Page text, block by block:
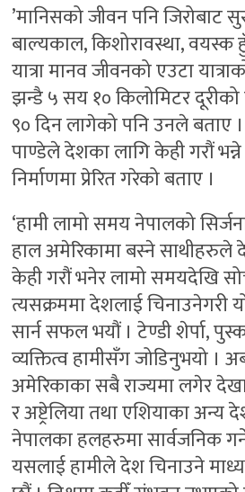
’मानिसको जीवन पनि जिरोबाट
बाल्यकाल, किशोरावस्था,
यात्रा मानव जीवनको एउटा
झन्डै ५ सय १० किलोमिटर दूरीको
९० दिन लागेको पनि उनले बताए ।
पाण्डेले देशका लागि केही गरौं भन्ने
निर्माणमा प्रेरित गरेको बताए ।
‘हामी लामो समय नेपालको
हाल अमेरिकामा बस्ने साथीहरुले
केही गरौं भनेर लामो समयदेखि
त्यसक्रममा देशलाई चिनाउनेगरी
सार्न सफल भयौं । टेण्डी शेर्पा,
व्यक्तित्व हामीसँग जोडिनुभयो ।
अमेरिकाका सबै राज्यमा लगेर
र अष्ट्रेलिया तथा एशियाका अन्य
नेपालका हलहरुमा सार्वजनिक
यसलाई हामीले देश चिनाउने